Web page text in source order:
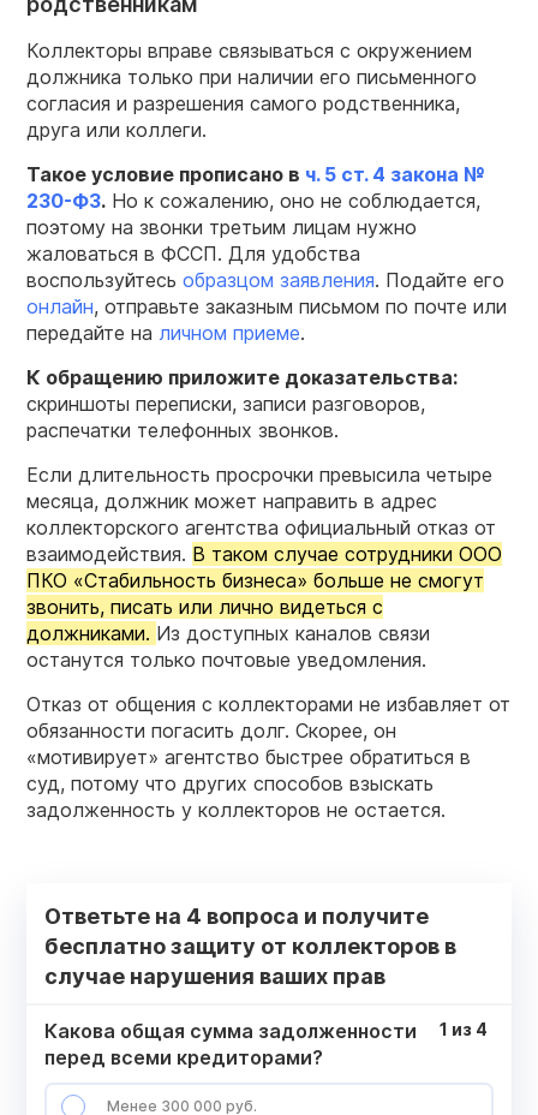
Коллекторы вправе связываться с окружением
должника только при наличии его письменного
согласия и разрешения самого родственника,
друга или коллеги.
Такое условие прописано в ч. 5 ст. 4 закона №
230-ФЗ. Но к сожалению, оно не соблюдается,
поэтому на звонки третьим лицам нужно
жаловаться в ФССП. Для удобства
воспользуйтесь образцом заявления. Подайте его
онлайн, отправьте заказным письмом по почте или
передайте на личном приеме.
К обращению приложите доказательства:
скриншоты переписки, записи разговоров,
распечатки телефонных звонков.
Если длительность просрочки превысила четыре
месяца, должник может направить в адрес
коллекторского агентства официальный отказ от
взаимодействия. В таком случае сотрудники ООО
ПКО «Стабильность бизнеса» больше не смогут
звонить, писать или лично видеться с
должниками. Из доступных каналов связи
останутся только почтовые уведомления.
Отказ от общения с коллекторами не избавляет от
обязанности погасить долг. Скорее, он
«мотивирует» агентство быстрее обратиться в
суд, потому что других способов взыскать
задолженность у коллекторов не остается.
Ответьте на 4 вопроса и получите
бесплатно защиту от коллекторов в
случае нарушения ваших прав
Какова общая сумма задолженности
перед всеми кредиторами?
Менее 300 000 руб.
1 из 4